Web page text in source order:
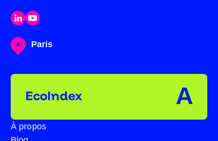
Paris
EcoIndex A
À propos